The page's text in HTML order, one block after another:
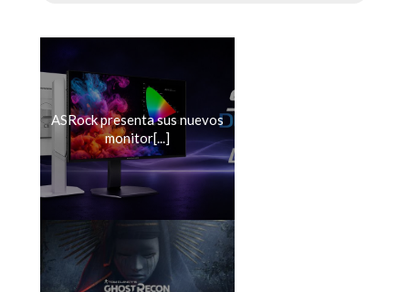
ASRock presenta sus nuevos
monitor[...]